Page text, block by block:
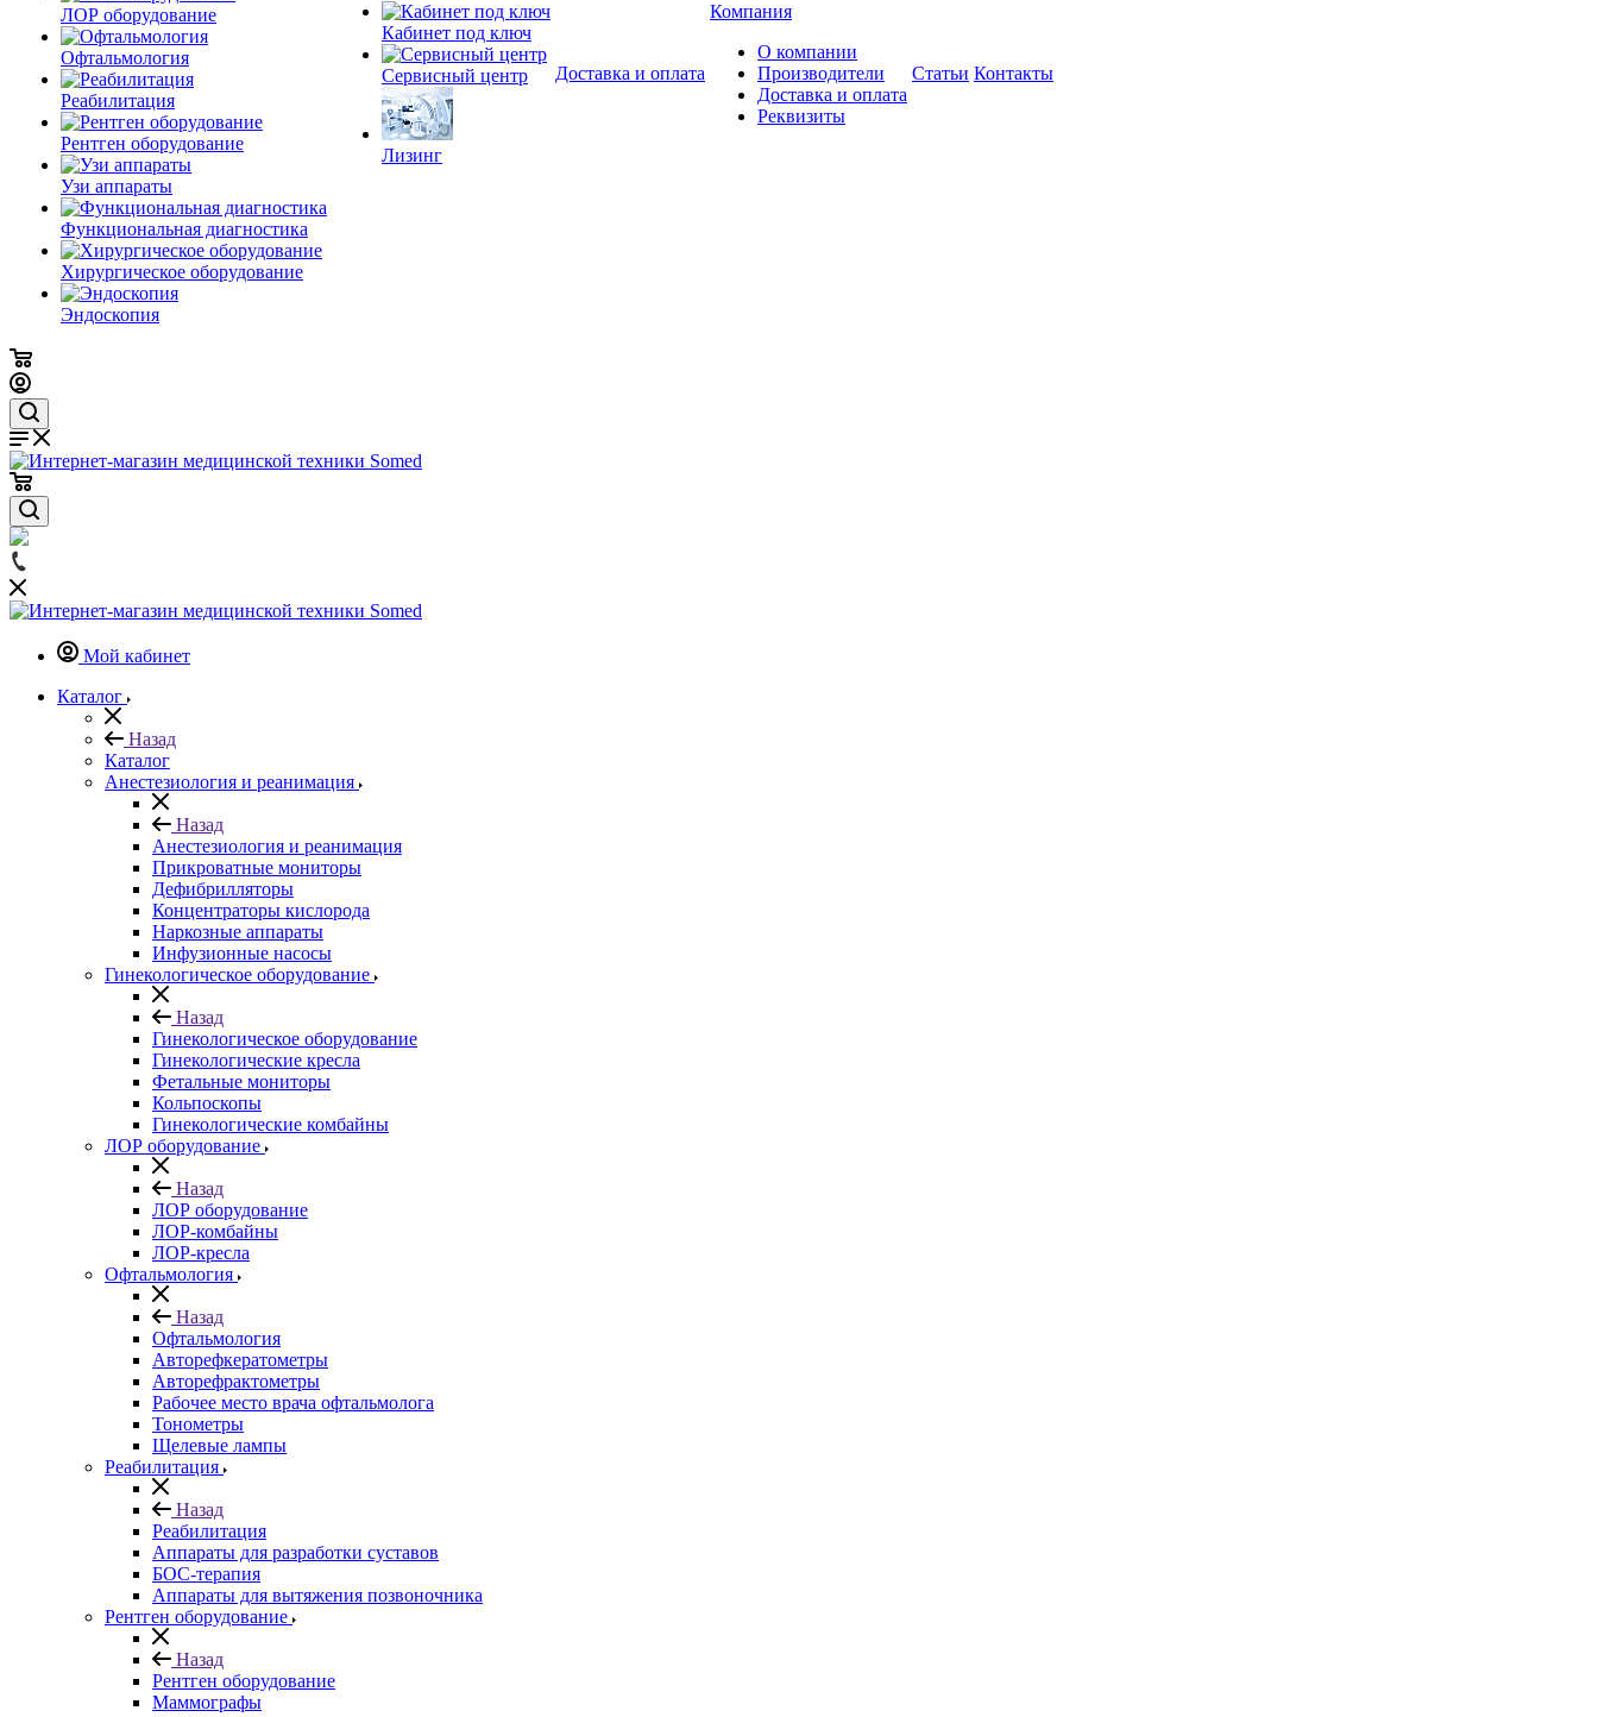
ЛОР оборудование
Офтальмология
Реабилитация
Рентген оборудование
Узи аппараты
Функциональная диагностика
Хирургическое оборудование
Эндоскопия
Кабинет под ключ
Сервисный центр
Лизинг
Доставка и оплата
Компания
О компании
Производители
Доставка и оплата
Реквизиты
Статьи Контакты
Мой кабинет
Каталог
Назад
Каталог
Анестезиология и реанимация
Назад
Анестезиология и реанимация
Прикроватные мониторы
Дефибрилляторы
Концентраторы кислорода
Наркозные аппараты
Инфузионные насосы
Гинекологическое оборудование
Назад
Гинекологическое оборудование
Гинекологические кресла
Фетальные мониторы
Кольпоскопы
Гинекологические комбайны
ЛОР оборудование
Назад
ЛОР оборудование
ЛОР-комбайны
ЛОР-кресла
Офтальмология
Назад
Офтальмология
Авторефкератометры
Авторефрактометры
Рабочее место врача офтальмолога
Тонометры
Щелевые лампы
Реабилитация
Назад
Реабилитация
Аппараты для разработки суставов
БОС-терапия
Аппараты для вытяжения позвоночника
Рентген оборудование
Назад
Рентген оборудование
Маммографы